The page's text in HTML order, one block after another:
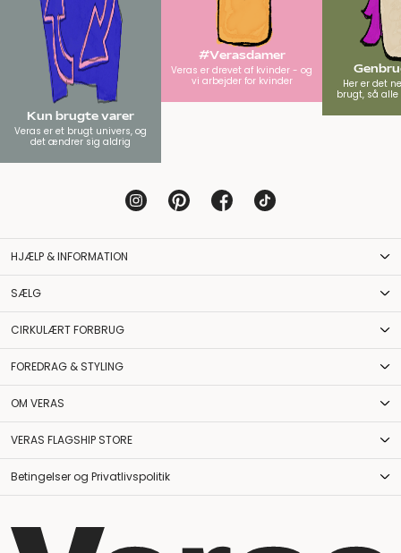
Kun brugte varer
Veras er et brugt univers, og
det ændrer sig aldrig
#Verasdamer
Veras er drevet af kvinder - og
vi arbejder for kvinder
Her er det
brugt, så
HJÆLP & INFORMATION
SÆLG
CIRKULÆRT FORBRUG
FOREDRAG & STYLING
OM VERAS
VERAS FLAGSHIP STORE
Betingelser og Privatlivspolitik